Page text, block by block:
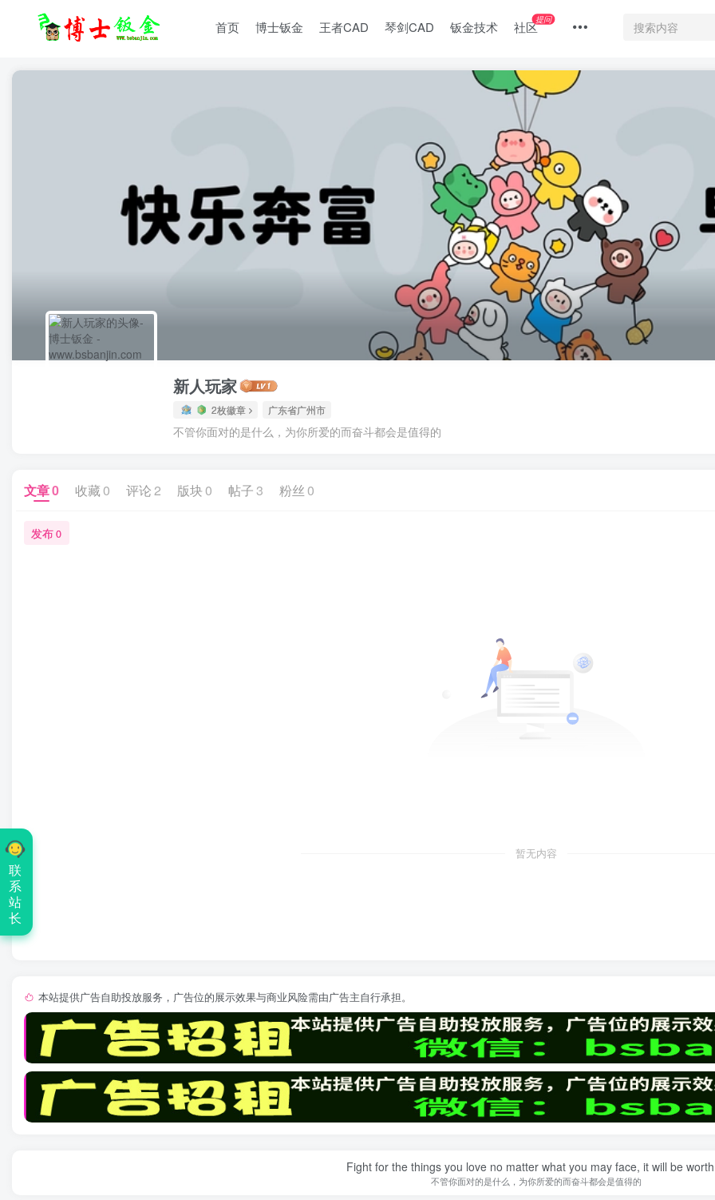
首页 博士钣金 王者CAD 琴剑CAD 钣金技术 社区提问
新人玩家
2枚徽章 广东省广州市
不管你面对的是什么，为你所爱的而奋斗都会是值得的
文章0 收藏 0 评论2 版块 0 帖子 3 粉丝 0
发布0
暂无内容
本站提供广告自助投放服务，广告位的展示效果与商业风险需由广告主自行承担。
Fight for the things you love no matter what you may face, it will be
不管你面对的是什么，为你所爱的而奋斗都会是值得的
联
系
站
长